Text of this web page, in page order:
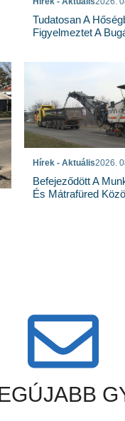
Tudatosan A
Figyelmeztet A
Hírek - Aktuális2026.
Befejeződött A
És Mátrafüred